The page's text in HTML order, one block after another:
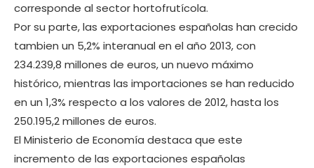
corresponde al sector hortofrutícola.
Por su parte, las exportaciones españolas han crecido
tambien un 5,2% interanual en el año 2013, con
234.239,8 millones de euros, un nuevo máximo
histórico, mientras las importaciones se han reducido
en un 1,3% respecto a los valores de 2012, hasta los
250.195,2 millones de euros.
El Ministerio de Economía destaca que este
incremento de las exportaciones españolas